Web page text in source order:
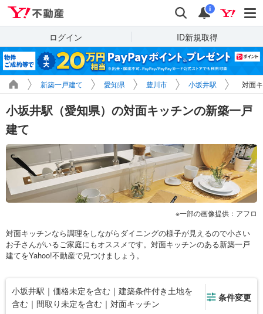
検索 通知
i
ログイン ID新規取得
新築一戸建て 愛知県 豊川市 小坂井駅 対面
小坂井駅（愛知県）の対面キッチンの新築一戸
建て
一部の画像提供：アフロ
対面キッチンなら調理をしながらダイニングの様子が見えるので小さい
お子さんがいるご家庭にもオススメです。対面キッチンのある新築一戸
建てをYahoo!不動産で見つけましょう。
小坂井駅｜価格未定を含む｜建築条件付き土地を
含む｜間取り未定を含む｜対面キッチン
条件変更